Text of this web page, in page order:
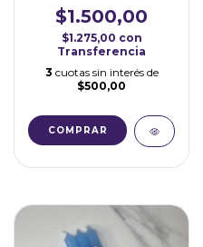
$1.500,00
$1.275,00 con
Transferencia
3 cuotas sin interés de
$500,00
COMPRAR